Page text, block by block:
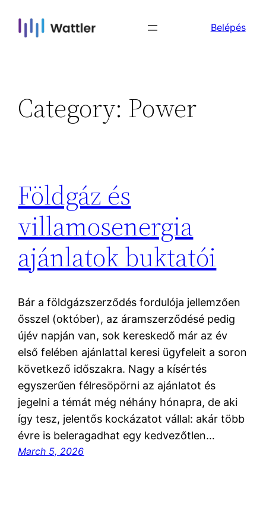
Belépés
Category: Power
Földgáz és
villamosenergia
ajánlatok buktatói
Bár a földgázszerződés fordulója jellemzően
ősszel (október), az áramszerződésé pedig
újév napján van, sok kereskedő már az év
első felében ajánlattal keresi ügyfeleit a soron
következő időszakra. Nagy a kísértés
egyszerűen félresöpörni az ajánlatot és
jegelni a témát még néhány hónapra, de aki
így tesz, jelentős kockázatot vállal: akár több
évre is beleragadhat egy kedvezőtlen…
March 5, 2026